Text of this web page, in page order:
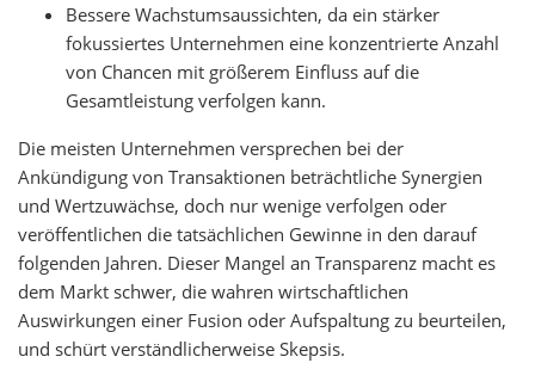
Bessere Wachstumsaussichten, da ein stärker
fokussiertes Unternehmen eine konzentrierte Anzahl
von Chancen mit größerem Einfluss auf die
Gesamtleistung verfolgen kann.
Die meisten Unternehmen versprechen bei der
Ankündigung von Transaktionen beträchtliche Synergien
und Wertzuwächse, doch nur wenige verfolgen oder
veröffentlichen die tatsächlichen Gewinne in den darauf
folgenden Jahren. Dieser Mangel an Transparenz macht es
dem Markt schwer, die wahren wirtschaftlichen
Auswirkungen einer Fusion oder Aufspaltung zu beurteilen,
und schürt verständlicherweise Skepsis.